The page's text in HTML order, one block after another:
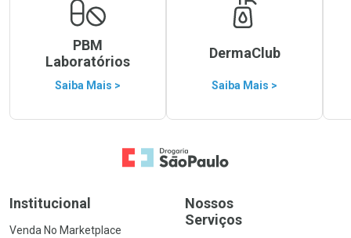
PBM
Laboratórios
Saiba Mais >
DermaClub
Saiba Mais >
Ir para a Home
Institucional
Venda No Marketplace
Nossos
Serviços